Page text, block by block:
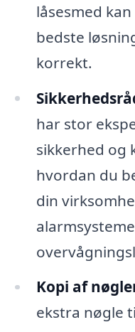
låsesmed
bedste
korrekt.
har stor
sikkerhed og
hvordan du
din
Kopi af
ekstra nøgle